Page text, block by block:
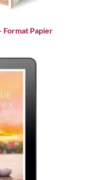
Format Papier